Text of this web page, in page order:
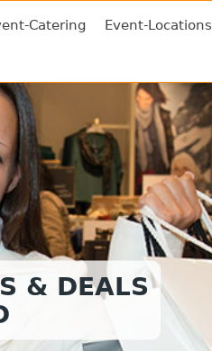
Catering Event-Locations
& DEALS